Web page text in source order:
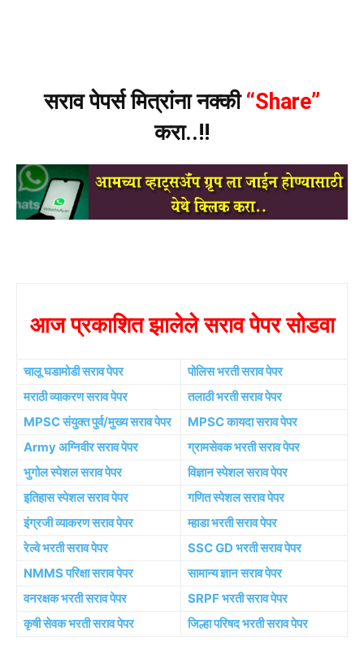
सराव पेपर्स मित्रांना नक्की“Share”
करा..!!
आज प्रकाशित झालेले सराव पेपर सोडवा
चालू घडामोडी सराव पेपर
पोलिस भरती सराव पेपर
मराठी व्याकरण सराव पेपर
तलाठी भरती सराव पेपर
MPSC संयुक्त पुर्व/मुख्य सराव पेपर
MPSC कायदा सराव पेपर
Army अग्निवीर सराव पेपर
ग्रामसेवक भरती सराव पेपर
भुगोल स्पेशल सराव पेपर
विज्ञान स्पेशल सराव पेपर
इतिहास स्पेशल सराव पेपर
गणित स्पेशल सराव पेपर
इंग्रजी व्याकरण सराव पेपर
म्हाडा भरती सराव पेपर
रेल्वे भरती सराव पेपर
SSC GD भरती सराव पेपर
NMMS परिक्षा सराव पेपर
सामान्य ज्ञान सराव पेपर
वनरक्षक भरती सराव पेपर
SRPF भरती सराव पेपर
कृषी सेवक भरती सराव पेपर
जिल्हा परिषद भरती सराव पेपर